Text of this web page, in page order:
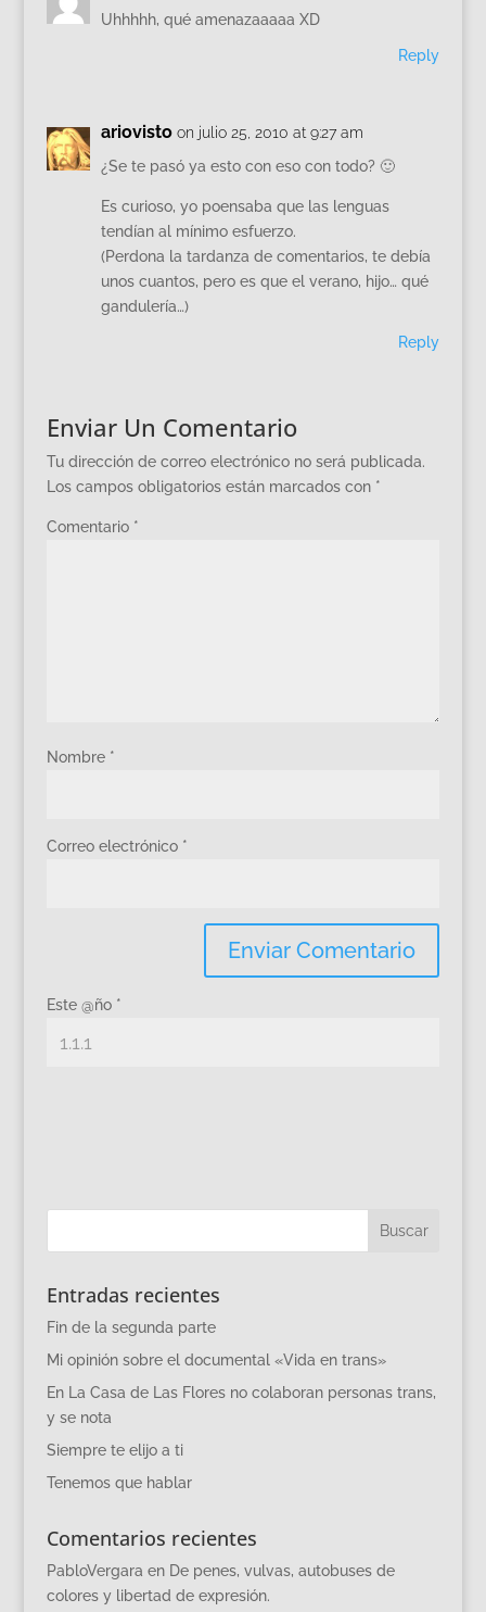
Uhhhhh, qué amenazaaaaa XD
Reply
ariovisto on julio 25, 2010 at 9:27 am
¿Se te pasó ya esto con eso con todo? 🙂
Es curioso, yo poensaba que las lenguas
tendían al mínimo esfuerzo.
(Perdona la tardanza de comentarios, te debía
unos cuantos, pero es que el verano, hijo… qué
gandulería…)
Reply
Enviar Un Comentario
Tu dirección de correo electrónico no será publicada.
Los campos obligatorios están marcados con *
Comentario *
Nombre *
Correo electrónico *
Este @ño *
Entradas recientes
Fin de la segunda parte
Mi opinión sobre el documental «Vida en trans»
En La Casa de Las Flores no colaboran personas trans,
y se nota
Siempre te elijo a ti
Tenemos que hablar
Comentarios recientes
PabloVergara en De penes, vulvas, autobuses de
colores y libertad de expresión.